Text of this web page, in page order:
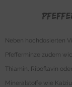
Neben hochdosierten
Pfefferminze zudem
Thiamin, Riboflavin
Mineralstoffe wie